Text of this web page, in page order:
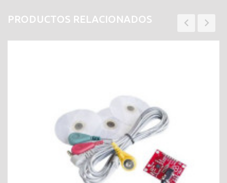
PRODUCTOS RELACIONADOS